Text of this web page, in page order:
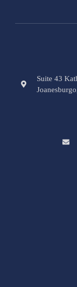
Suite 43